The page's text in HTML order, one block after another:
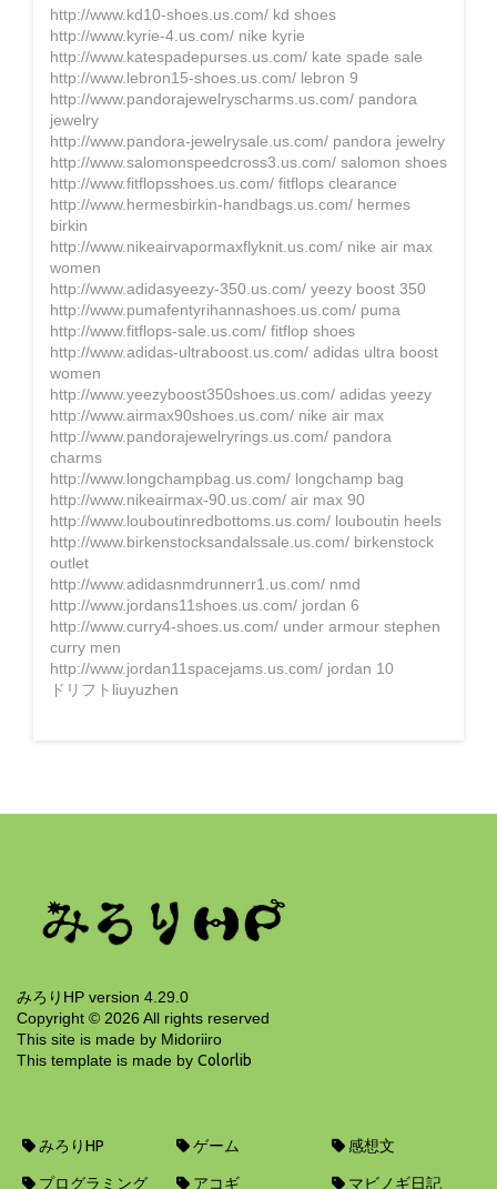
13年前
http://www.kd10-shoes.us.com/ kd shoes
http://www.kyrie-4.us.com/ nike kyrie
http://www.katespadepurses.us.com/ kate spade sale
http://www.lebron15-shoes.us.com/ lebron 9
http://www.pandorajewelryscharms.us.com/ pandora
jewelry
http://www.pandora-jewelrysale.us.com/ pandora jewelry
http://www.salomonspeedcross3.us.com/ salomon shoes
http://www.fitflopsshoes.us.com/ fitflops clearance
http://www.hermesbirkin-handbags.us.com/ hermes
birkin
http://www.nikeairvapormaxflyknit.us.com/ nike air max
women
http://www.adidasyeezy-350.us.com/ yeezy boost 350
http://www.pumafentyrihannashoes.us.com/ puma
http://www.fitflops-sale.us.com/ fitflop shoes
http://www.adidas-ultraboost.us.com/ adidas ultra boost
women
http://www.yeezyboost350shoes.us.com/ adidas yeezy
http://www.airmax90shoes.us.com/ nike air max
http://www.pandorajewelryrings.us.com/ pandora
charms
http://www.longchampbag.us.com/ longchamp bag
http://www.nikeairmax-90.us.com/ air max 90
http://www.louboutinredbottoms.us.com/ louboutin heels
http://www.birkenstocksandalssale.us.com/ birkenstock
outlet
http://www.adidasnmdrunnerr1.us.com/ nmd
http://www.jordans11shoes.us.com/ jordan 6
http://www.curry4-shoes.us.com/ under armour stephen
curry men
http://www.jordan11spacejams.us.com/ jordan 10
ドリフトliuyuzhen
みろりHP version 4.29.0
Copyright © 2026 All rights reserved
This site is made by Midoriiro
This template is made by Colorlib
みろりHP ゲーム 感想文
プログラミング アコギ マビノギ日記